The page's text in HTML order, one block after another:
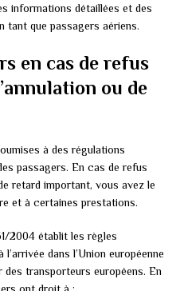
informations détaillées et des
tant que passagers aériens.
en cas de refus
ou de
à des régulations
passagers. En cas de refus
retard important, vous avez le
et à certaines prestations.
2004 établit les règles
dans l’Union européenne
des transporteurs européens. En